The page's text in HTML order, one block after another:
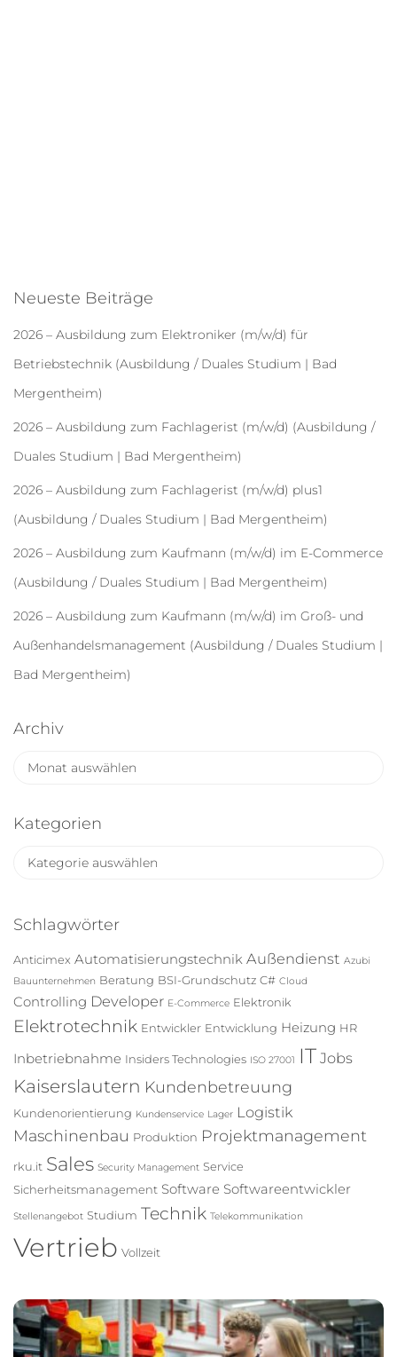
Neueste Beiträge
2026 – Ausbildung zum Elektroniker (m/w/d) für
Betriebstechnik (Ausbildung / Duales Studium | Bad
Mergentheim)
2026 – Ausbildung zum Fachlagerist (m/w/d) (Ausbildung /
Duales Studium | Bad Mergentheim)
2026 – Ausbildung zum Fachlagerist (m/w/d) plus1
(Ausbildung / Duales Studium | Bad Mergentheim)
2026 – Ausbildung zum Kaufmann (m/w/d) im E-Commerce
(Ausbildung / Duales Studium | Bad Mergentheim)
2026 – Ausbildung zum Kaufmann (m/w/d) im Groß- und
Außenhandelsmanagement (Ausbildung / Duales Studium |
Bad Mergentheim)
Archiv
h
Kategorien
g
o
e
n
Schlagwörter
Anticimex Automatisierungstechnik Außendienst Azubi
Bauunternehmen Beratung BSI-Grundschutz C# Cloud
Controlling Developer E-Commerce Elektronik
Elektrotechnik Entwickler Entwicklung Heizung HR
Inbetriebnahme Insiders Technologies ISO 27001 IT Jobs
Kaiserslautern Kundenbetreuung
Kundenorientierung Kundenservice Lager Logistik
Maschinenbau Produktion Projektmanagement
rku.it Sales Security Management Service
Sicherheitsmanagement Software Softwareentwickler
Stellenangebot Studium Technik Telekommunikation
Vertrieb Vollzeit